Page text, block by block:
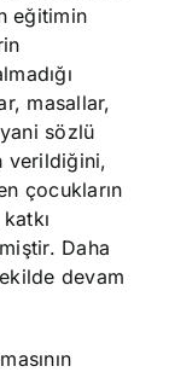
eğitimin
masallar,
sözlü
verildiğini,
çocukların
Daha
devam